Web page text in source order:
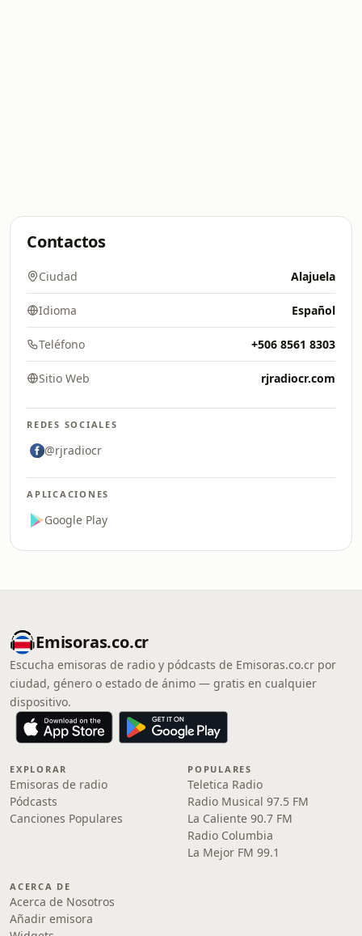
Contactos
Ciudad Alajuela
Idioma Español
Teléfono +506 8561 8303
Sitio Web rjradiocr.com
REDES SOCIALES
@rjradiocr
APLICACIONES
Google Play
Emisoras.co.cr
Escucha emisoras de radio y pódcasts de Emisoras.co.cr por
ciudad, género o estado de ánimo — gratis en cualquier
dispositivo.
EXPLORAR
Emisoras de radio
Pódcasts
Canciones Populares
POPULARES
Teletica Radio
Radio Musical 97.5 FM
La Caliente 90.7 FM
Radio Columbia
La Mejor FM 99.1
ACERCA DE
Acerca de Nosotros
Añadir emisora